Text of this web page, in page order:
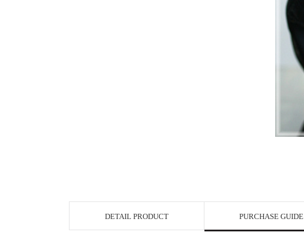
DETAIL PRODUCT PURCHASE GUIDE